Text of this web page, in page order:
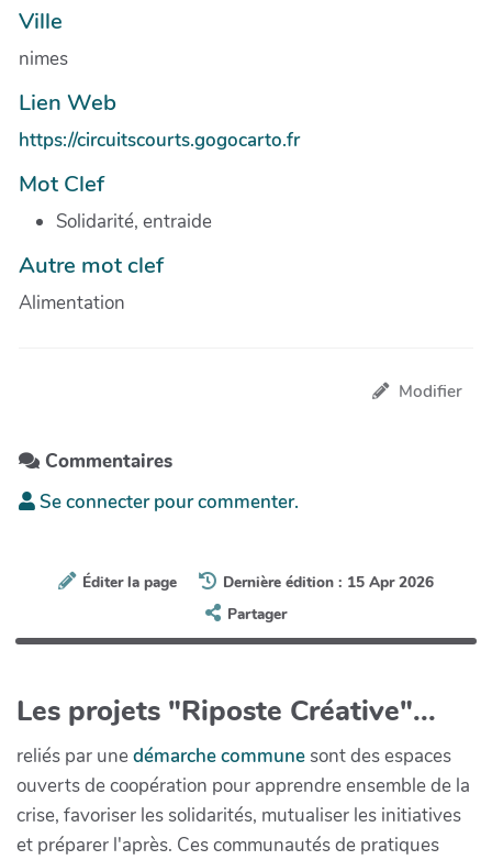
Ville
nimes
Lien Web
https://circuitscourts.gogocarto.fr
Mot Clef
Solidarité, entraide
Autre mot clef
Alimentation
Modifier
Commentaires
Se connecter pour commenter.
Éditer la page
Dernière édition : 15 Apr 2026
Partager
Les projets "Riposte Créative"...
reliés par unedémarche communesont des espaces
ouverts de coopération pour apprendre ensemble de la
crise, favoriser les solidarités, mutualiser les initiatives
et préparer l'après. Ces communautés de pratiques